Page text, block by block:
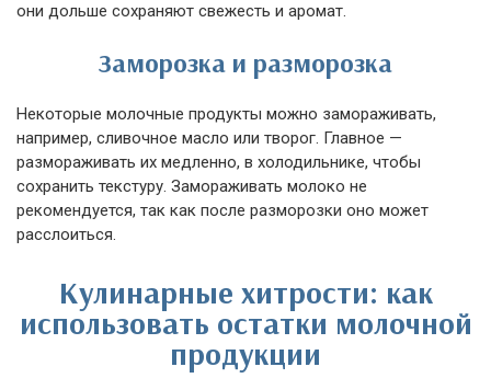
они дольше сохраняют свежесть и аромат.
Заморозка и разморозка
Некоторые молочные продукты можно замораживать,
например, сливочное масло или творог. Главное —
размораживать их медленно, в холодильнике, чтобы
сохранить текстуру. Замораживать молоко не
рекомендуется, так как после разморозки оно может
расслоиться.
Кулинарные хитрости: как
использовать остатки молочной
продукции